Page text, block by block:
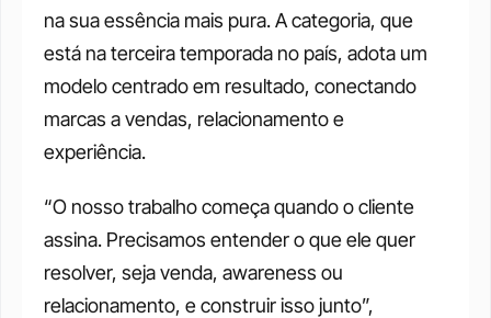
na sua essência mais pura. A categoria, que
está na terceira temporada no país, adota um
modelo centrado em resultado, conectando
marcas a vendas, relacionamento e
experiência.
“O nosso trabalho começa quando o cliente
assina. Precisamos entender o que ele quer
resolver, seja venda, awareness ou
relacionamento, e construir isso junto”,